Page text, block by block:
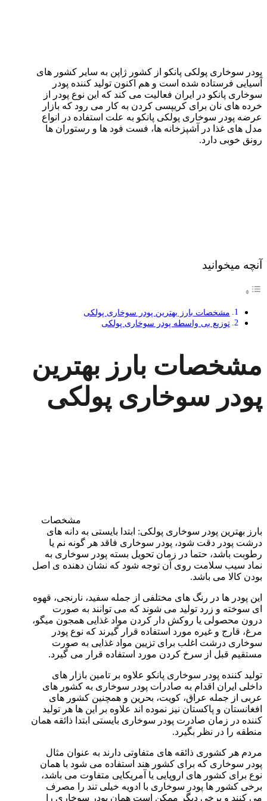
پودر سوخاری پولکی پانکو از کشور ژاپن به سایر کشور های
آسیایی فرستاده شده است و هم اکنون تولید کننده پودر
سوخاری پانکو در ایران فعالیت می کند که این نوع پودر از
خرده های نان برای کریپسی کردن به کار می رود که بازار
عرضه پودر سوخاری پولکی پانکو به علت استفاده در انواع
مدل های غذا در آشپزخانه ها، فست فود ها و رستوران ها
رونق خوبی دارد.
آنچه میخوانید
مشخصات بارز بهترین پودر سوخاری پولکی
توزیع بی واسطه پودر سوخاری پولکی
مشخصات بارز بهترین
پودر سوخاری پولکی
مشخصات
بارز بهترین پودر سوخاری پولکی: ابتدا بایستی به دانه های
درشت پودر دقت شود، پودر سوخاری فاقد هر گونه نم یا
رطوبت باشد، حتما در زمان تحویل بسته پودر سوخاری به
نماد سیب سلامت روی آن توجه شود که نشان دهنده ی اصل
بودن کالا می باشد.
این پودر ها در رنگ های مختلفی از جمله سفید، نارنجی، قهوه
ای سوخته و زرد تولید می شوند که می توانند به صورت
درون محصولی یا روکش دار کردن مواد غذایی همجون میگو،
مرغ، قارج و غیره مورد استفاده قرار گیرند که نوع پودر
سوخاری درشت اغلب برای تزیین مواد غذایی به صورت
مستقیم قبل از سرخ کردن مورد استفاده قرار می گیرد.
تولید کننده پودر سوخاری پانکو علاوه بر تامین بازار های
داخلی ایران اقدام به صادرات پودر سوخاری به کشور های
عربی از جمله عراق، کویت، بحرین و همچنین کشور های
افغانستان و پاکستان نیز نموده اند علاوه بر این ها هر تولید
کننده در زمان صادرت پودر سوخاری بایستی ابتدا ذائقه همان
منطقه را در نظر بگیرد.
مردم هر کشوری ذائقه های متفاوتی دارند به عنوان مثال
پودر سوخاری که برای کشور هند استفاده می شود با همان
نوع برای کشور های اروپایی یا آمریکایی متفاوت می باشد،
برخی کشور ها پودر سوخاری با ادویه خیلی تند را مصرف
می کنند و برخی دیگر ممکن است همان پودر سوخاری را